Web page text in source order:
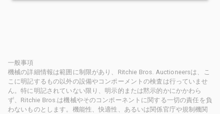
一般事項
機械の詳細情報は範囲に制限があり、Ritchie Bros. Auctioneersは、こ
こに明記するもの以外の設備やコンポーメントの検査は行っていませ
ん。特に明記されていない限り、明示的または黙示的かにかかわら
ず、Ritchie Bros.は機械やそのコンポーネントに関する一切の責任を負
わないものとします。機能性、快適性、あるいは関係官庁や規制機関